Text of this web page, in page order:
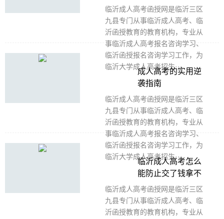
临沂成人高考函授网是临沂三区
九县专门从事临沂成人高考、临
沂函授教育的教育机构，专业从
事临沂成人高考报名咨询学习、
临沂函授报名咨询学习工作，为
临沂大学成人高考招生···
成人高考的实用逆
袭指南
临沂成人高考函授网是临沂三区
九县专门从事临沂成人高考、临
沂函授教育的教育机构，专业从
事临沂成人高考报名咨询学习、
临沂函授报名咨询学习工作，为
临沂大学成人高考招生···
临沂成人高考怎么
能防止交了钱拿不
到证？
临沂成人高考函授网是临沂三区
九县专门从事临沂成人高考、临
沂函授教育的教育机构，专业从